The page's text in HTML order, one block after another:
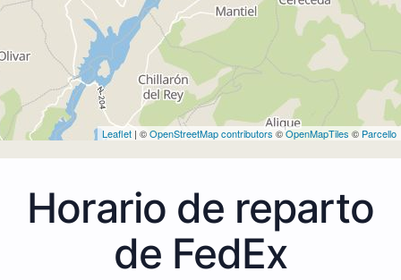
Leaflet | ©OpenStreetMap contributors ©OpenMapTiles © Parcello
Horario de reparto
de FedEx